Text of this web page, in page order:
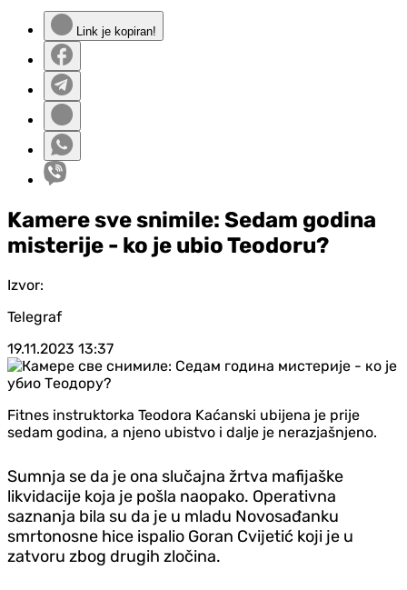
Link je kopiran!
Kamere sve snimile: Sedam godina
misterije - ko je ubio Teodoru?
Izvor:
Telegraf
19.11.2023 13:37
Fitnes instruktorka Teodora Kaćanski ubijena je prije
sedam godina, a njeno ubistvo i dalje je nerazjašnjeno.
Sumnja se da je ona slučajna žrtva mafijaške
likvidacije koja je pošla naopako. Operativna
saznanja bila su da je u mladu Novosađanku
smrtonosne hice ispalio Goran Cvijetić koji je u
zatvoru zbog drugih zločina.